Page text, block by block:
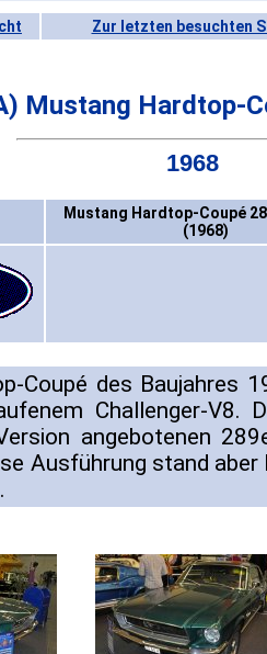
Zur letzten besuchten
Mustang Hardtop-
1968
Mustang Hardtop-Coupé
(1968)
Coupé des Baujahres
Challenger-V8.
angebotenen
Ausführung stand